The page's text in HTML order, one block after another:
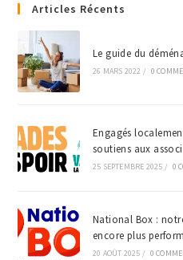
Articles Récents
Le guide du
26 MARS 2022 / 0
Engagés
soutiens aux
25 SEPTEMBRE 2025 / 0
National Box :
encore plus
20 AOÛT 2025 / 0